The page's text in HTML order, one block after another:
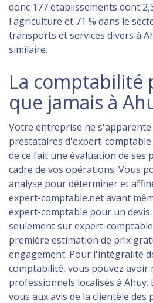
donc 177 établissements dont
l'agriculture et 71 % dans le
transports et services divers à
similaire.
La comptabilité
que jamais à
Votre entreprise ne s'apparente
prestataires d'expert-
de ce fait une évaluation de ses
cadre de vos opérations. Vous
analyse pour déterminer et
expert-comptable.net avant
expert-comptable pour un
seulement sur expert-
première estimation de prix
engagement. Pour l'intégralité
comptabilité, vous pouvez avoir
professionnels localisés à Ahuy.
vous aux avis de la clientèle des